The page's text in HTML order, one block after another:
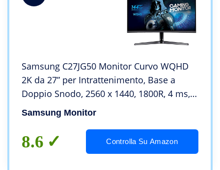
Samsung C27JG50 Monitor Curvo WQHD
2K da 27” per Intrattenimento, Base a
Doppio Snodo, 2560 x 1440, 1800R, 4 ms,
144 hz, HDMI e Display Port, VESA
Samsung Monitor
8.6 Controlla Su Amazon